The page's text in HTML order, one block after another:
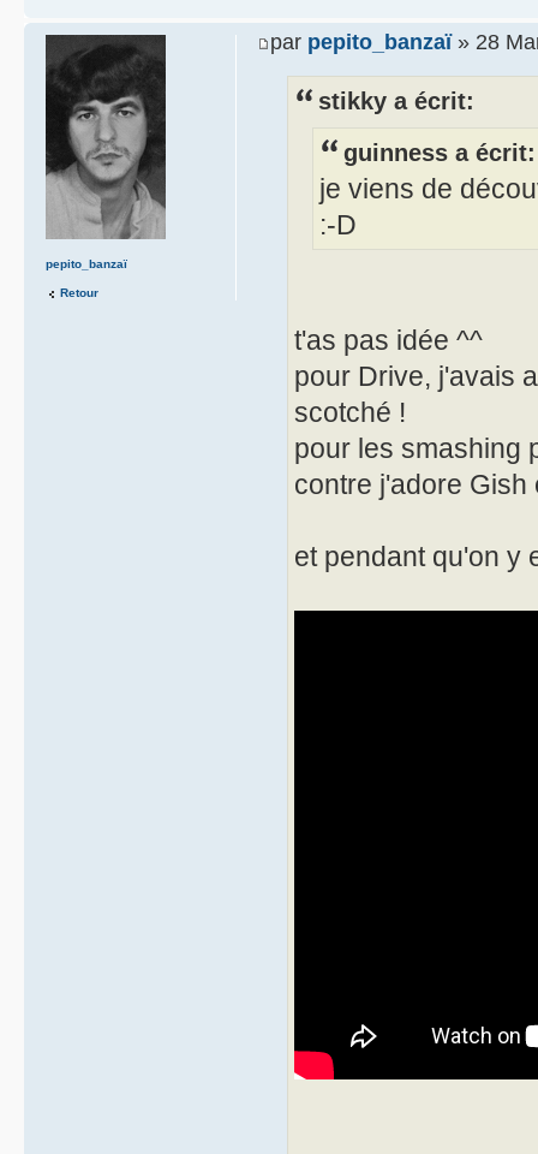
par pepito_banzaï» 28
stikky a écrit:
guinness a écrit:
je viens de
:-D
t'as pas idée ^^
pour Drive, j'avais
scotché !
pour les smashing
contre j'adore
et pendant qu'on y
pepito_banzaï
Retour